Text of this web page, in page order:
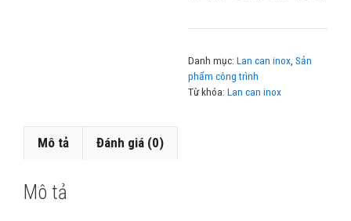
Danh mục: Lan can inox, Sản
phẩm công trình
Từ khóa: Lan can inox
Mô tả Đánh giá (0)
Mô tả